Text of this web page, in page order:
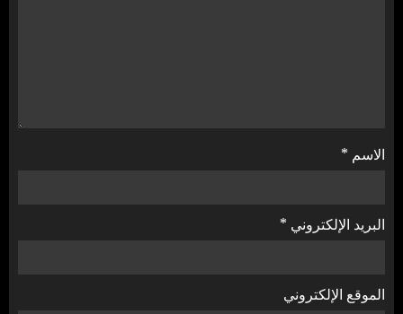
الاسم *
البريد الإلكتروني *
الموقع الإلكتروني